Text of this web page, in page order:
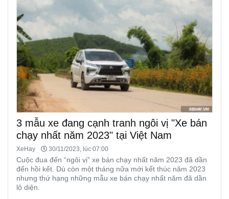
3 mẫu xe đang cạnh tranh ngôi vị "Xe bán
chạy nhất năm 2023" tại Việt Nam
XeHay 30/11/2023, lúc 07:00
Cuộc đua đến “ngôi vị” xe bán chạy nhất năm 2023 đã dần
đến hồi kết. Dù còn một tháng nữa mới kết thúc năm 2023
nhưng thứ hạng những mẫu xe bán chạy nhất năm đã dần
lộ diện.